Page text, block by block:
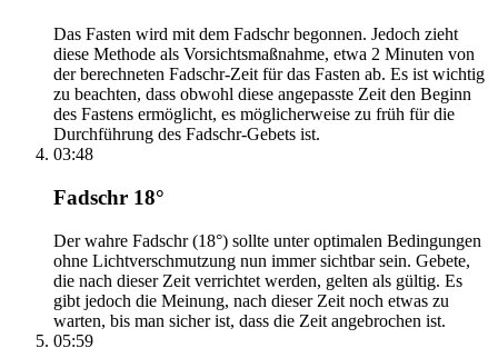
Das Fasten wird mit dem Fadschr begonnen. Jedoch zieht
diese Methode als Vorsichtsmaßnahme, etwa 2 Minuten von
der berechneten Fadschr-Zeit für das Fasten ab. Es ist wichtig
zu beachten, dass obwohl diese angepasste Zeit den Beginn
des Fastens ermöglicht, es möglicherweise zu früh für die
Durchführung des Fadschr-Gebets ist.
03:48
Fadschr 18°
Der wahre Fadschr (18°) sollte unter optimalen Bedingungen
ohne Lichtverschmutzung nun immer sichtbar sein. Gebete,
die nach dieser Zeit verrichtet werden, gelten als gültig. Es
gibt jedoch die Meinung, nach dieser Zeit noch etwas zu
warten, bis man sicher ist, dass die Zeit angebrochen ist.
05:59